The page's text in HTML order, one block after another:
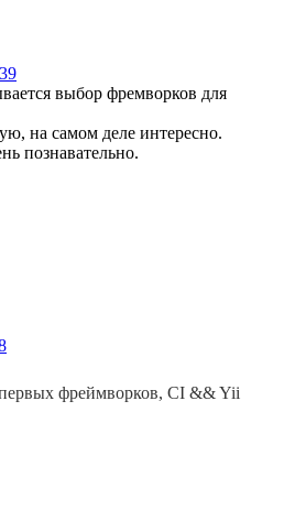
выбор фремворков для
на самом деле интересно.
познавательно.
фреймворков, CI && Yii